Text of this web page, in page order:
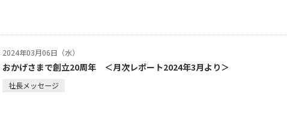
2024年03月06日（水）
おかげさまで創立20周年 ＜月次レポート2024年3月より＞
社長メッセージ